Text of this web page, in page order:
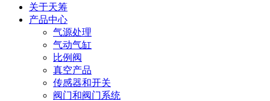
关于天筹
产品中心
气源处理
气动气缸
比例阀
真空产品
传感器和开关
阀门和阀门系统